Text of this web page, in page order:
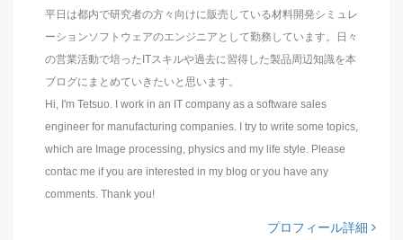
平日は都内で研究者の方々向けに販売している材料開発シミュレ
ーションソフトウェアのエンジニアとして勤務しています。日々
の営業活動で培ったITスキルや過去に習得した製品周辺知識を本
ブログにまとめていきたいと思います。
Hi, I'm Tetsuo. I work in an IT company as a software sales
engineer for manufacturing companies. I try to write some topics,
which are Image processing, physics and my life style. Please
contac me if you are interested in my blog or you have any
comments. Thank you!
プロフィール詳細